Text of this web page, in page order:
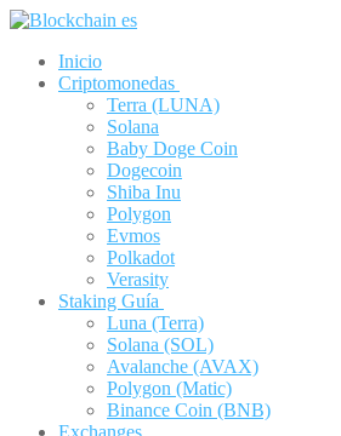
Ir
contenido
Menú
Cerrar
Inicio
Criptomonedas
Terra (LUNA)
Solana
Baby Doge Coin
Dogecoin
Shiba Inu
Polygon
Evmos
Polkadot
Verasity
Staking Guía
Luna (Terra)
Solana (SOL)
Avalanche (AVAX)
Polygon (Matic)
Binance Coin (BNB)
Exchanges